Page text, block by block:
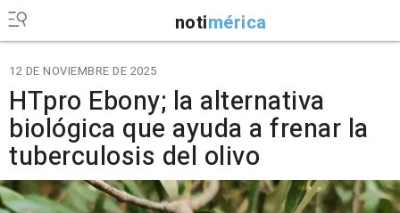
notimérica
12 DE NOVIEMBRE DE 2025
HTpro Ebony; la alternativa
biológica que ayuda a frenar la
tuberculosis del olivo